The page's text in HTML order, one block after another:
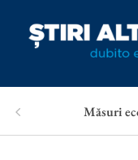
Măsuri